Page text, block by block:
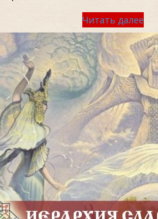
Читать далее